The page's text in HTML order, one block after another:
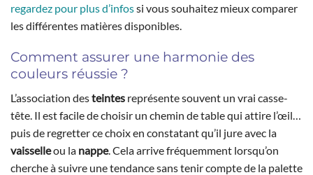
regardez pour plus d’infossi vous souhaitez mieux comparer
les différentes matières disponibles.
Comment assurer une harmonie des
couleurs réussie ?
L’association desteintes représente souvent un vrai casse-
tête. Il est facile de choisir un chemin de table qui attire l’œil…
puis de regretter ce choix en constatant qu’il jure avec la
vaisselleou la nappe. Cela arrive fréquemment lorsqu’on
cherche à suivre une tendance sans tenir compte de la palette